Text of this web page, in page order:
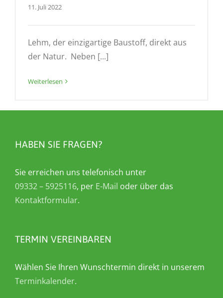
11. Juli 2022
Lehm, der einzigartige Baustoff, direkt aus
der Natur. Neben [...]
Weiterlesen
HABEN SIE FRAGEN?
Sie erreichen uns telefonisch unter
09332 – 5925116, per E-Mail oder über das
Kontaktformular.
TERMIN VEREINBAREN
Wählen Sie Ihren Wunschtermin direkt in unserem
Terminkalender.